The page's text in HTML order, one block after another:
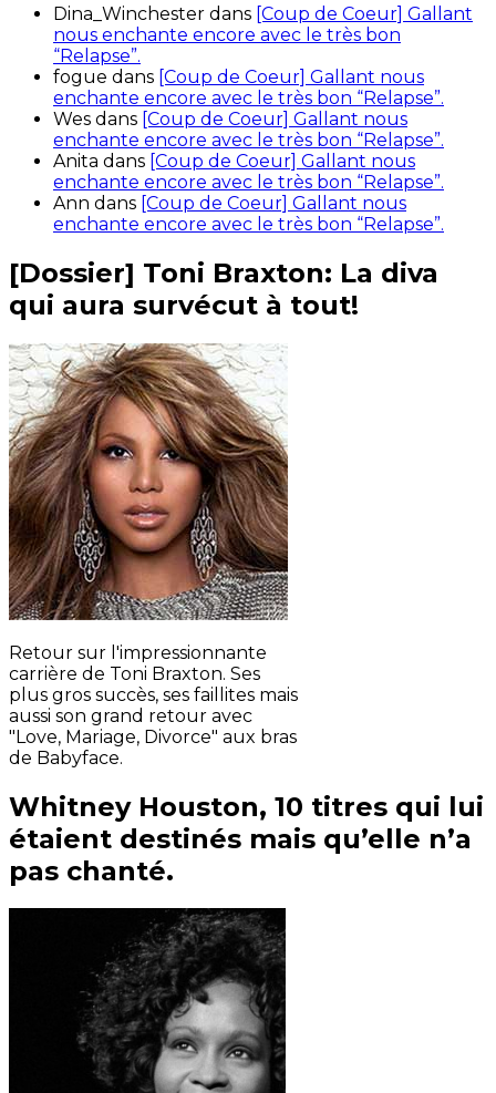
Dina_Winchester dans [Coup de Coeur] Gallant
nous enchante encore avec le très bon
“Relapse”.
fogue dans [Coup de Coeur] Gallant nous
enchante encore avec le très bon “Relapse”.
Wes dans [Coup de Coeur] Gallant nous
enchante encore avec le très bon “Relapse”.
Anita dans [Coup de Coeur] Gallant nous
enchante encore avec le très bon “Relapse”.
Ann dans [Coup de Coeur] Gallant nous
enchante encore avec le très bon “Relapse”.
[Dossier] Toni Braxton: La diva
qui aura survécut à tout!
Retour sur l'impressionnante
carrière de Toni Braxton. Ses
plus gros succès, ses faillites mais
aussi son grand retour avec
"Love, Mariage, Divorce" aux bras
de Babyface.
Whitney Houston, 10 titres qui lui
étaient destinés mais qu’elle n’a
pas chanté.